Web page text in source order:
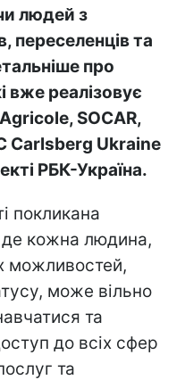
людей з
переселенців та
про
вже реалізовує
SOCAR,
Carlsberg Ukraine
РБК-Україна.
покликана
кожна людина,
можливостей,
може вільно
та
до всіх сфер
та